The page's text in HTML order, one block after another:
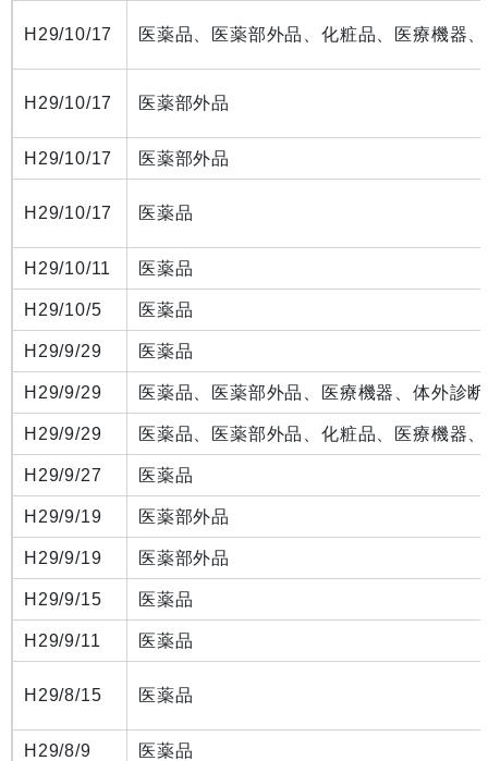
H29/10/17 医薬品、医薬部外品、化粧品、医療機器
H29/10/17 医薬部外品
H29/10/17 医薬部外品
H29/10/17 医薬品
H29/10/11 医薬品
H29/10/5 医薬品
H29/9/29 医薬品
H29/9/29 医薬品、医薬部外品、医療機器、体外診
H29/9/29 医薬品、医薬部外品、化粧品、医療機器
H29/9/27 医薬品
H29/9/19 医薬部外品
H29/9/19 医薬部外品
H29/9/15 医薬品
H29/9/11 医薬品
H29/8/15 医薬品
H29/8/9 医薬品